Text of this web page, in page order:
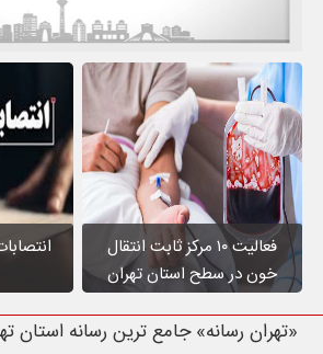
فعالیت ۱۰ مرکز ثابت انتقال
خون در سطح استان تهران
«تهران رسانه» جامع ترین رسانه استان